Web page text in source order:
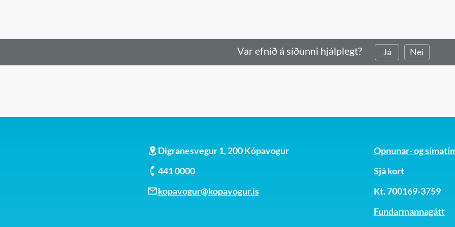
Var efnið á síðunni hjálplegt? Já Nei
Digranesvegur 1, 200 Kópavogur
441 0000
kopavogur@kopavogur.is
Opnunar- og
Sjá kort
Kt. 700169-3759
Fundarmannagátt